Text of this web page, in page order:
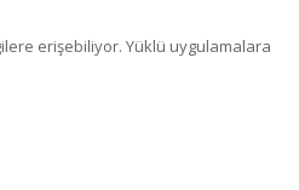
erişebiliyor. Yüklü uygulamalara